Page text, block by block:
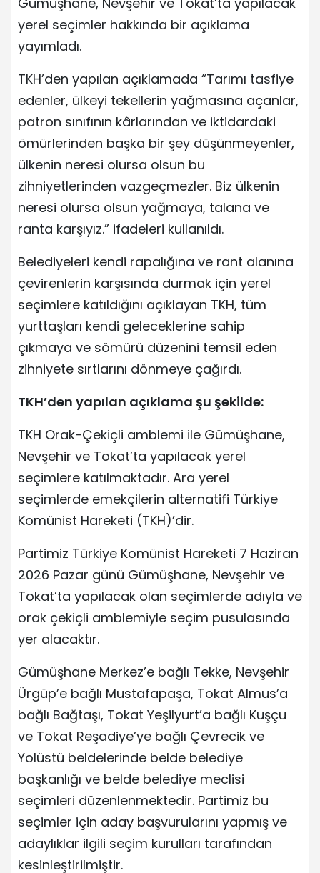
yerel seçimler hakkında bir açıklama
yayımladı.
TKH’den yapılan açıklamada “Tarımı tasfiye
edenler, ülkeyi tekellerin yağmasına açanlar,
patron sınıfının kârlarından ve iktidardaki
ömürlerinden başka bir şey düşünmeyenler,
ülkenin neresi olursa olsun bu
zihniyetlerinden vazgeçmezler. Biz ülkenin
neresi olursa olsun yağmaya, talana ve
ranta karşıyız.” ifadeleri kullanıldı.
Belediyeleri kendi rapalığına ve rant alanına
çevirenlerin karşısında durmak için yerel
seçimlere katıldığını açıklayan TKH, tüm
yurttaşları kendi geleceklerine sahip
çıkmaya ve sömürü düzenini temsil eden
zihniyete sırtlarını dönmeye çağırdı.
TKH’den yapılan açıklama şu şekilde:
TKH Orak-Çekiçli amblemi ile Gümüşhane,
Nevşehir ve Tokat’ta yapılacak yerel
seçimlere katılmaktadır. Ara yerel
seçimlerde emekçilerin alternatifi Türkiye
Komünist Hareketi (TKH)’dir.
Partimiz Türkiye Komünist Hareketi 7 Haziran
2026 Pazar günü Gümüşhane, Nevşehir ve
Tokat’ta yapılacak olan seçimlerde adıyla ve
orak çekiçli amblemiyle seçim pusulasında
yer alacaktır.
Gümüşhane Merkez’e bağlı Tekke, Nevşehir
Ürgüp’e bağlı Mustafapaşa, Tokat Almus’a
bağlı Bağtaşı, Tokat Yeşilyurt’a bağlı Kuşçu
ve Tokat Reşadiye’ye bağlı Çevrecik ve
Yolüstü beldelerinde belde belediye
başkanlığı ve belde belediye meclisi
seçimleri düzenlenmektedir. Partimiz bu
seçimler için aday başvurularını yapmış ve
adaylıklar ilgili seçim kurulları tarafından
kesinleştirilmiştir.